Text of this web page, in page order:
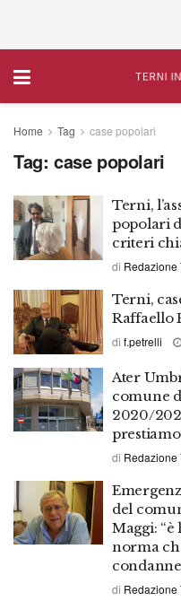
Home Tag case popolari
Tag: case popolari
Terni,
popolari
criteri
di Redazione
Terni,
Raffaello
di f.petrelli
Ater
comune
2020/
di Redazione
del
Maggi:
norma
di Redazione